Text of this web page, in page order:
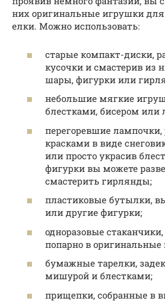
них оригинальные игрушки для
елки. Можно использовать:
старые компакт-диски,
кусочки и смастерив из
шары, фигурки или
небольшие мягкие
блестками, бисером или
перегоревшие лампочки,
красками в виде
или просто украсив
фигурки вы можете
смастерить гирлянды;
пластиковые бутылки,
или другие фигурки;
одноразовые
попарно в оригинальные
бумажные тарелки,
мишурой и блестками;
прищепки, собранные в